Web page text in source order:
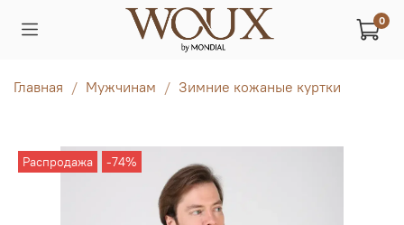
0
Главная Мужчинам Зимние кожаные куртки
Распродажа -74%